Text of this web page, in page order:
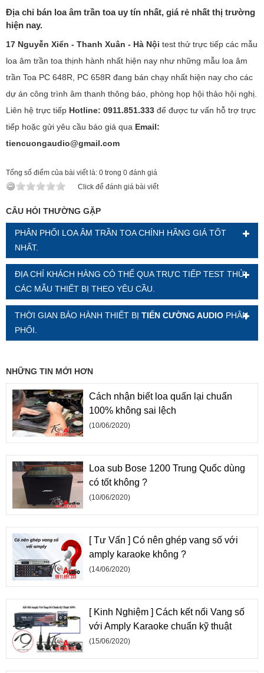
Địa chỉ bán loa âm trần toa uy tín nhất, giá rẻ nhất thị trường
hiện nay.
17 Nguyễn Xiển - Thanh Xuân - Hà Nội test thử trực tiếp các mẫu
loa âm trần toa thịnh hành nhất hiện nay như những mẫu loa âm
trần Toa PC 648R, PC 658R đang bán chạy nhất hiện nay cho các
dự án công trình âm thanh thông báo, phòng họp hội thảo hội nghị.
Liên hệ trực tiếp Hotline: 0911.851.333 để được tư vấn hỗ trợ trực
tiếp hoặc gửi yêu cầu báo giá qua Email:
tiencuongaudio@gmail.com
Tổng số điểm của bài viết là: 0 trong 0 đánh giá
Click để đánh giá bài viết
CÂU HỎI THƯỜNG GẶP
PHÂN PHỐI LOA ÂM TRẦN TOA CHÍNH HÃNG GIÁ TỐT
NHẤT.
ĐỊA CHỈ KHÁCH HÀNG CÓ THỂ QUA TRỰC TIẾP TEST THỬ
CÁC MẪU THIẾT BỊ THEO YÊU CẦU.
THỜI GIAN BẢO HÀNH THIẾT BỊ TIẾN CƯỜNG AUDIO PHÂN
PHỐI.
NHỮNG TIN MỚI HƠN
Cách nhận biết loa quấn lại chuẩn
100% không sai lệch
(10/06/2020)
Loa sub Bose 1200 Trung Quốc dùng
có tốt không ?
(10/06/2020)
[ Tư Vấn ] Có nên ghép vang số với
amply karaoke không ?
(14/06/2020)
[ Kinh Nghiệm ] Cách kết nối Vang số
với Amply Karaoke chuẩn kỹ thuật
(15/06/2020)